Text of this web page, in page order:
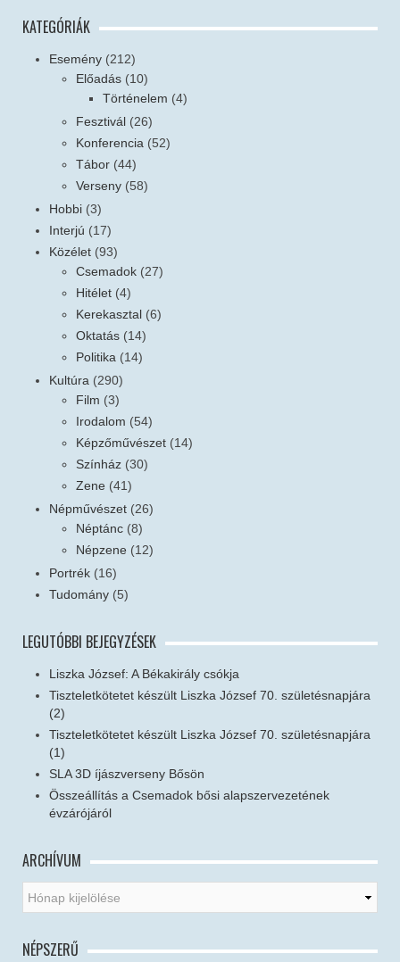
KATEGÓRIÁK
Esemény (212)
Előadás (10)
Történelem (4)
Fesztivál (26)
Konferencia (52)
Tábor (44)
Verseny (58)
Hobbi (3)
Interjú (17)
Közélet (93)
Csemadok (27)
Hitélet (4)
Kerekasztal (6)
Oktatás (14)
Politika (14)
Kultúra (290)
Film (3)
Irodalom (54)
Képzőművészet (14)
Színház (30)
Zene (41)
Népművészet (26)
Néptánc (8)
Népzene (12)
Portrék (16)
Tudomány (5)
LEGUTÓBBI BEJEGYZÉSEK
Liszka József: A Békakirály csókja
Tiszteletkötetet készült Liszka József 70. születésnapjára
(2)
Tiszteletkötetet készült Liszka József 70. születésnapjára
(1)
SLA 3D íjászverseny Bősön
Összeállítás a Csemadok bősi alapszervezetének
évzárójáról
ARCHÍVUM
NÉPSZERŰ